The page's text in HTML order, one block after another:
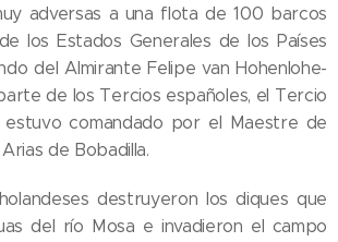
adversas a una flota de 100 barcos
los Estados Generales de los Países
del Almirante Felipe van Hohenlohe-
de los Tercios españoles, el Tercio
estuvo comandado por el Maestre de
de Bobadilla.
destruyeron los diques que
del río Mosa e invadieron el campo